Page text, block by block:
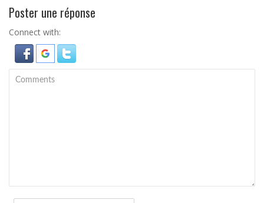
Poster une réponse
Connect with: